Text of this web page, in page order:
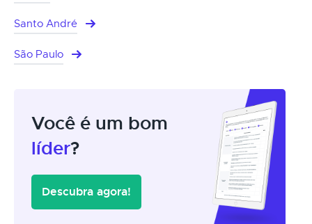
Santo André
São Paulo
Você é um bom
líder?
Descubra agora!